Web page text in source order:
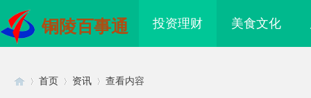
铜陵百事通 投资理财 美食文化
首页 资讯 查看内容